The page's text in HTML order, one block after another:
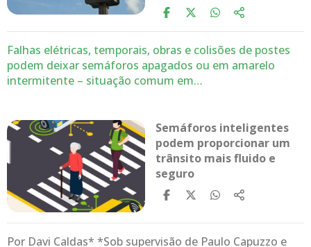
Falhas elétricas, temporais, obras e colisões de postes
podem deixar semáforos apagados ou em amarelo
intermitente – situação comum em…
Semáforos inteligentes
podem proporcionar um
trânsito mais fluido e
seguro
Por Davi Caldas* *Sob supervisão de Paulo Capuzzo e